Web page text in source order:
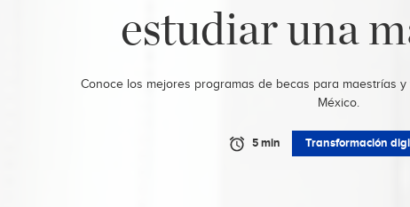
estudiar una
Conoce los mejores programas de becas para maestrías
México.
5 min Transformación